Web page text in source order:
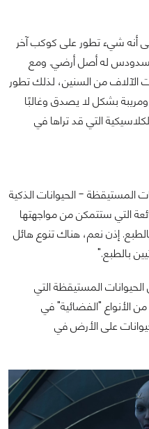
أنه شيء تطور على كوكب آخر
له أصل أرضي. ومع
من السنين، لذلك تطور
بشكل لا يصدق وغالبًا
التي قد تراها في
المستيقظة - الحيوانات الذكية
التي ستتمكن من مواجهتها
إذن نعم، هناك تنوع هائل
بالطبع."
المستيقظة التي
الأنواع "الفضائية" في
على الأرض في